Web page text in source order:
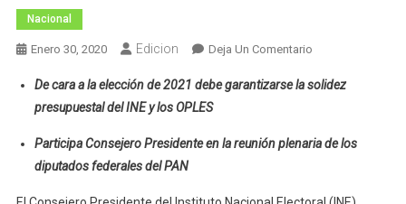
Nacional
Enero 30, 2020 Edicion Deja Un ComentarioEn
Lorenzo
Poner
Claras
De cara a la elección de 2021 debe garantizarse la solidez
presupuestal del INE y los OPLES
Participa Consejero Presidente en la reunión plenaria de los
diputados federales del PAN